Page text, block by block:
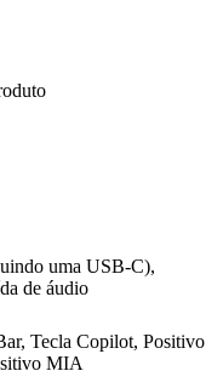
uma USB-C),
de áudio
Tecla Copilot, Positivo
MIA